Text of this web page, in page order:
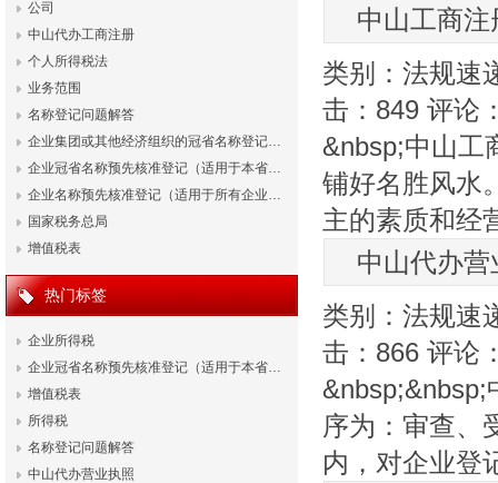
中山工商
类别： 法规速
击： 849 评论
&nbsp;中山工
铺好名胜风水
主的素质和经
中山代办
类别： 法规速
击： 866 评论
&nbsp;&nbsp;
序为：审查、
内，对企业登
公司
中山代办工商注册
个人所得税法
业务范围
名称登记问题解答
企业集团或其他经济组织的冠省名称登记…
企业冠省名称预先核准登记（适用于本省…
企业名称预先核准登记（适用于所有企业…
国家税务总局
增值税表
热门标签
企业所得税
企业冠省名称预先核准登记（适用于本省…
增值税表
所得税
名称登记问题解答
中山代办营业执照